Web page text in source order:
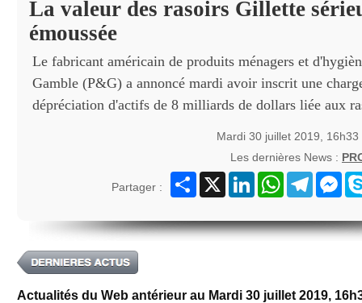
La valeur des rasoirs Gillette
émoussée
Le fabricant américain de produits ménagers et
Gamble (P&G) a annoncé mardi avoir inscrit une
dépréciation d'actifs de 8 milliards de dollars liée aux
Mardi 30 juillet 2019,
Les dernières News :
Partager :
Partager
X LinkedInWhatsAppTelegram
Actualités du Web antérieur au Mardi 30 juillet 2019,